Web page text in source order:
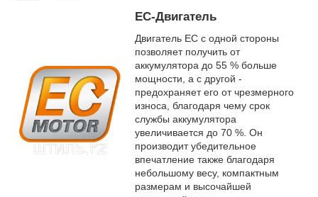
EC-Двигатель
Двигатель EC с одной стороны
позволяет получить от
аккумулятора до 55 % больше
мощности, а с другой -
предохраняет его от чрезмерного
износа, благодаря чему срок
службы аккумулятора
увеличивается до 70 %. Он
производит убедительное
впечатление также благодаря
небольшому весу, компактным
размерам и высочайшей